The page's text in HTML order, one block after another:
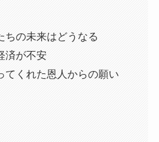
ちの未来はどうなる
済が不安
てくれた恩人からの願い